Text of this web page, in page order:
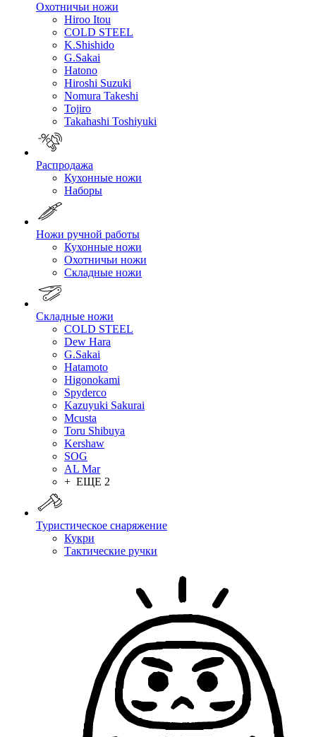
Охотничьи ножи
Hiroo Itou
COLD STEEL
K.Shishido
G.Sakai
Hatono
Hiroshi Suzuki
Nomura Takeshi
Tojiro
Takahashi Toshiyuki
Распродажа
Кухонные ножи
Наборы
Ножи ручной работы
Кухонные ножи
Охотничьи ножи
Складные ножи
Складные ножи
COLD STEEL
Dew Hara
G.Sakai
Hatamoto
Higonokami
Spyderco
Kazuyuki Sakurai
Mcusta
Toru Shibuya
Kershaw
SOG
AL Mar
+ ЕЩЕ 2
Туристическое снаряжение
Кукри
Тактические ручки